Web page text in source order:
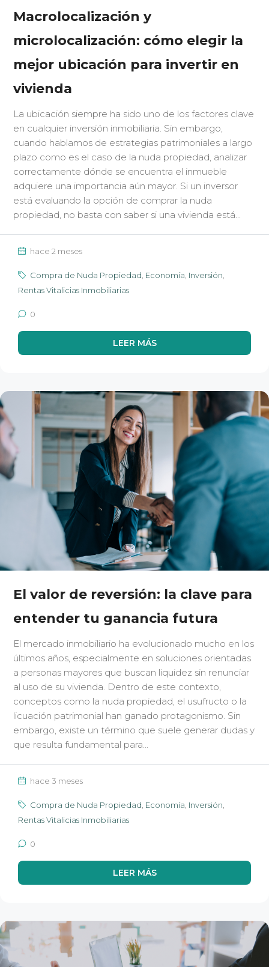
Macrolocalización y
microlocalización: cómo elegir la
mejor ubicación para invertir en
vivienda
La ubicación siempre ha sido uno de los factores clave
en cualquier inversión inmobiliaria. Sin embargo,
cuando hablamos de estrategias patrimoniales a largo
plazo como es el caso de la nuda propiedad, analizar
correctamente dónde se encuentra el inmueble
adquiere una importancia aún mayor. Si un inversor
está evaluando la opción de comprar la nuda
propiedad, no basta con saber si una vivienda está...
hace 2 meses
Compra de Nuda Propiedad, Economía, Inversión,
Rentas Vitalicias Inmobiliarias
0
LEER MÁS
El valor de reversión: la clave para
entender tu ganancia futura
El mercado inmobiliario ha evolucionado mucho en los
últimos años, especialmente en soluciones orientadas
a personas mayores que buscan liquidez sin renunciar
al uso de su vivienda. Dentro de este contexto,
conceptos como la nuda propiedad, el usufructo o la
licuación patrimonial han ganado protagonismo. Sin
embargo, existe un término que suele generar dudas y
que resulta fundamental para...
hace 3 meses
Compra de Nuda Propiedad Economía Inversión
Rentas Vitalicias Inmobiliarias
0
LEER MÁS